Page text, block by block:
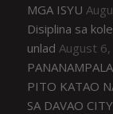
MGA ISYU
Disiplina sa
unlad August
PITO KATAO
SA DAVAO CITY